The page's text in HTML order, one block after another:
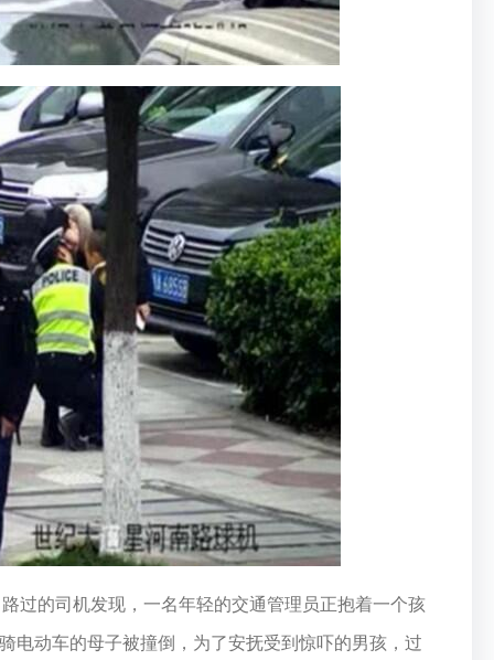
过的司机发现，一名年轻的交通管理员正抱着一个孩
电动车的母子被撞倒，为了安抚受到惊吓的男孩，过